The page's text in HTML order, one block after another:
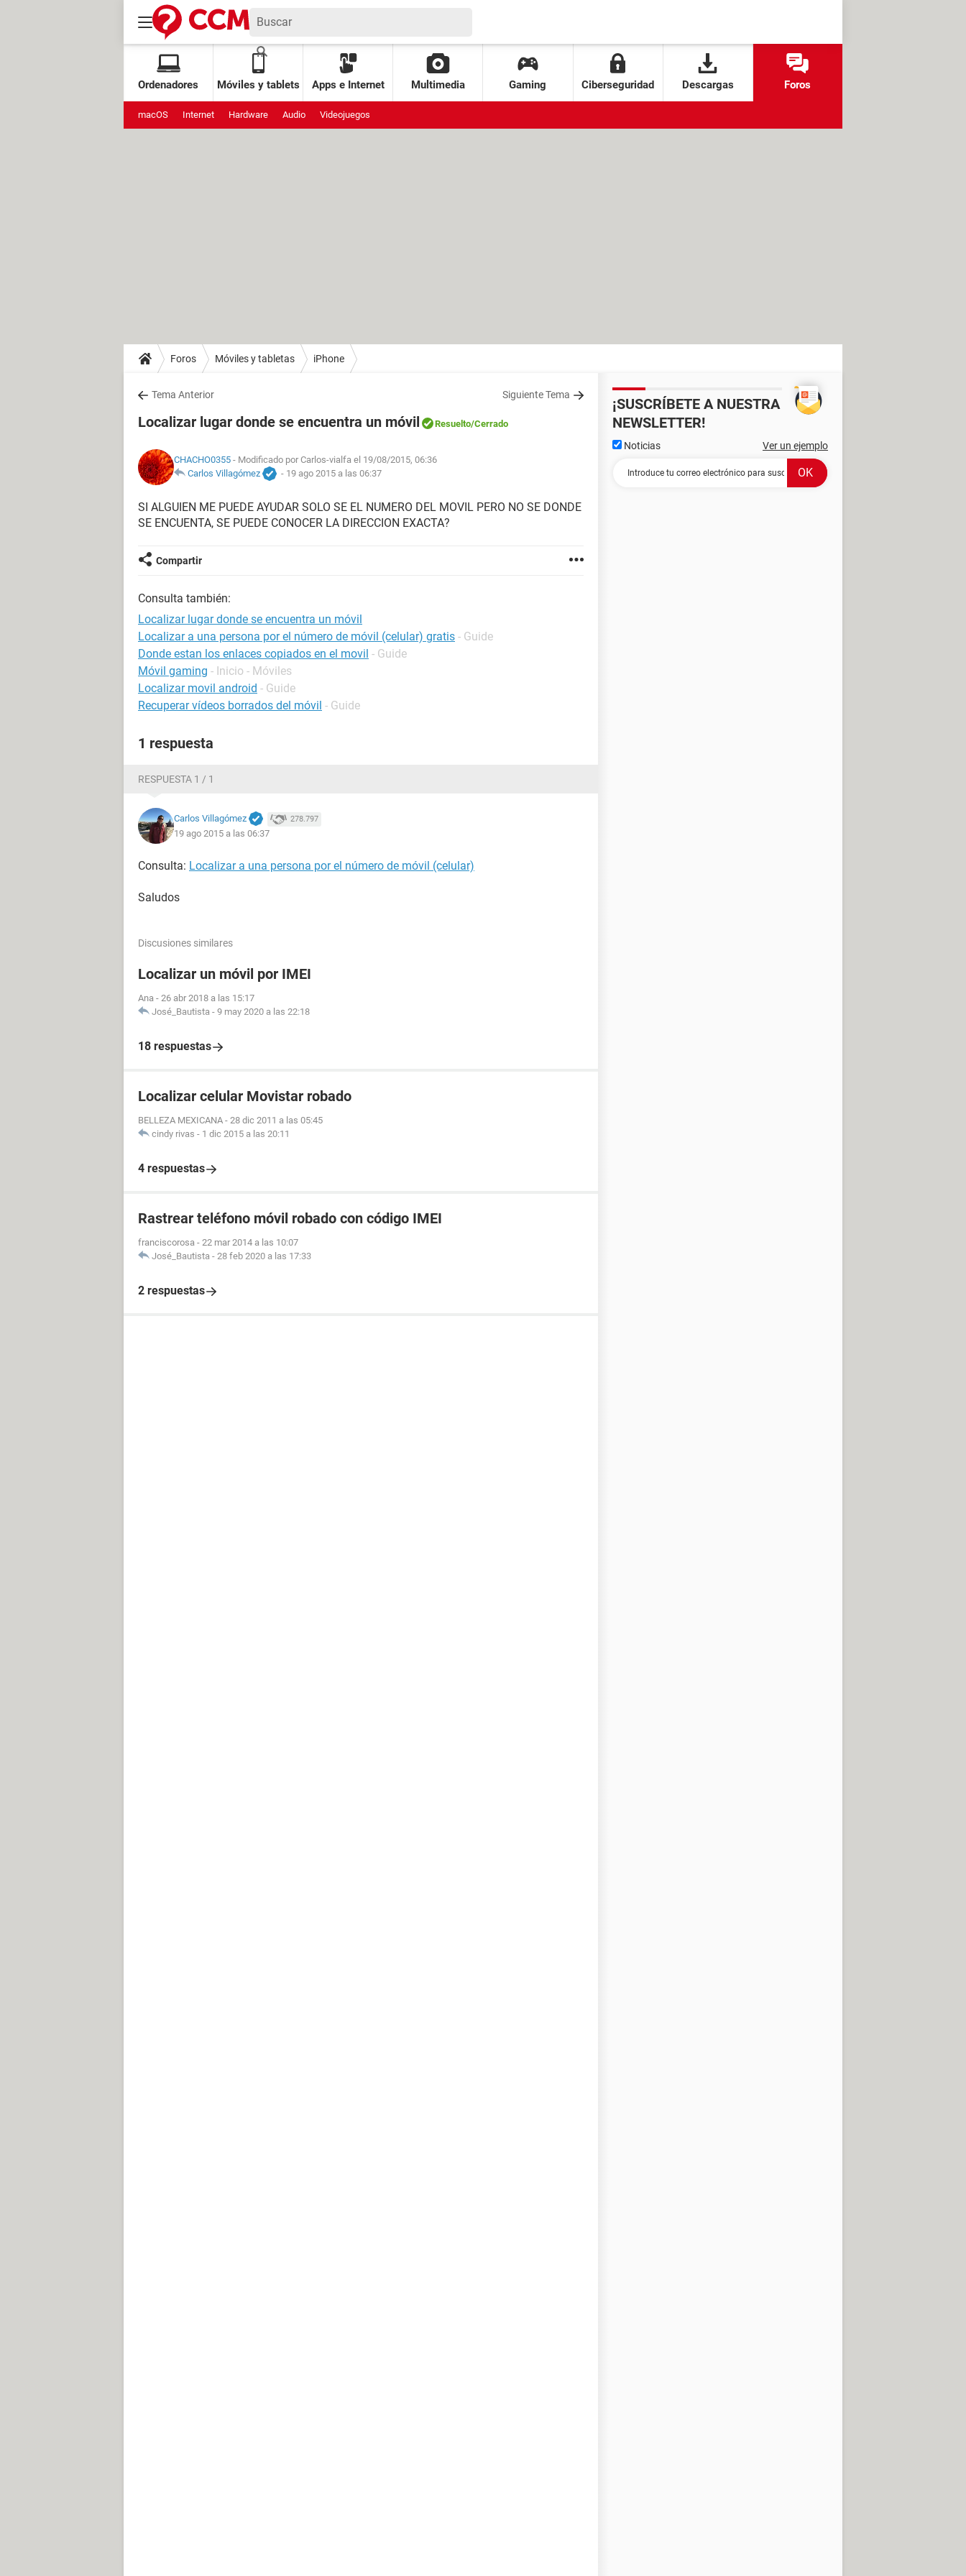
Ordenadores Móviles y tablets Apps e Internet Multimedia Gaming Ciberseguridad Descargas Foros
macOS Internet Hardware Audio Videojuegos
Foros Móviles y tabletas iPhone
Tema Anterior Siguiente Tema
Localizar lugar donde se encuentra un móvil Resuelto/Cerrado
CHACHO0355 - Modificado por Carlos-vialfa el 19/08/2015, 06:36
Carlos Villagómez
- 19 ago 2015 a las 06:37
SI ALGUIEN ME PUEDE AYUDAR SOLO SE EL NUMERO DEL MOVIL PERO NO SE DONDE
SE ENCUENTA, SE PUEDE CONOCER LA DIRECCION EXACTA?
Compartir
Consulta también:
Localizar lugar donde se encuentra un móvil
Localizar a una persona por el número de móvil (celular) gratis - Guide
Donde estan los enlaces copiados en el movil - Guide
Móvil gaming - Inicio - Móviles
Localizar movil android - Guide
Recuperar vídeos borrados del móvil - Guide
1 respuesta
RESPUESTA 1 / 1
Carlos Villagómez 278.797
19 ago 2015 a las 06:37
Consulta: Localizar a una persona por el número de móvil (celular)
Saludos
Discusiones similares
Localizar un móvil por IMEI
Ana - 26 abr 2018 a las 15:17
José_Bautista - 9 may 2020 a las 22:18
18 respuestas
Localizar celular Movistar robado
BELLEZA MEXICANA - 28 dic 2011 a las 05:45
cindy rivas - 1 dic 2015 a las 20:11
4 respuestas
Rastrear teléfono móvil robado con código IMEI
franciscorosa - 22 mar 2014 a las 10:07
José_Bautista - 28 feb 2020 a las 17:33
2 respuestas
¡SUSCRÍBETE A NUESTRA
NEWSLETTER!
Noticias Ver un ejemplo